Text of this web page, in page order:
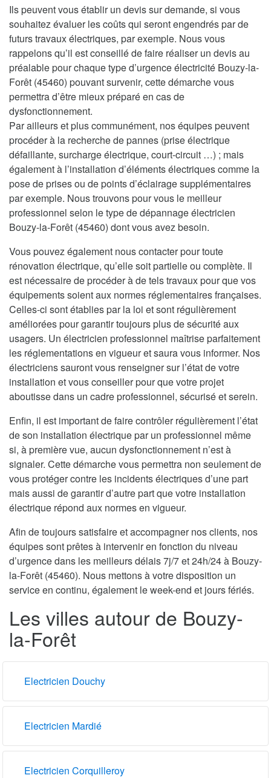
Ils peuvent vous établir un devis sur demande, si vous
souhaitez évaluer les coûts qui seront engendrés par de
futurs travaux électriques, par exemple. Nous vous
rappelons qu’il est conseillé de faire réaliser un devis au
préalable pour chaque type d’urgence électricité Bouzy-la-
Forêt (45460) pouvant survenir, cette démarche vous
permettra d’être mieux préparé en cas de
dysfonctionnement.
Par ailleurs et plus communément, nos équipes peuvent
procéder à la recherche de pannes (prise électrique
défaillante, surcharge électrique, court-circuit …) ; mais
également à l’installation d’éléments électriques comme la
pose de prises ou de points d’éclairage supplémentaires
par exemple. Nous trouvons pour vous le meilleur
professionnel selon le type de dépannage électricien
Bouzy-la-Forêt (45460) dont vous avez besoin.
Vous pouvez également nous contacter pour toute
rénovation électrique, qu’elle soit partielle ou complète. Il
est nécessaire de procéder à de tels travaux pour que vos
équipements soient aux normes réglementaires françaises.
Celles-ci sont établies par la loi et sont régulièrement
améliorées pour garantir toujours plus de sécurité aux
usagers. Un électricien professionnel maîtrise parfaitement
les réglementations en vigueur et saura vous informer. Nos
électriciens sauront vous renseigner sur l’état de votre
installation et vous conseiller pour que votre projet
aboutisse dans un cadre professionnel, sécurisé et serein.
Enfin, il est important de faire contrôler régulièrement l’état
de son installation électrique par un professionnel même
si, à première vue, aucun dysfonctionnement n’est à
signaler. Cette démarche vous permettra non seulement de
vous protéger contre les incidents électriques d’une part
mais aussi de garantir d’autre part que votre installation
électrique répond aux normes en vigueur.
Afin de toujours satisfaire et accompagner nos clients, nos
équipes sont prêtes à intervenir en fonction du niveau
d’urgence dans les meilleurs délais 7j/7 et 24h/24 à Bouzy-
la-Forêt (45460). Nous mettons à votre disposition un
service en continu, également le week-end et jours fériés.
Les villes autour de Bouzy-
la-Forêt
Electricien Douchy
Electricien Mardié
Electricien Corquilleroy